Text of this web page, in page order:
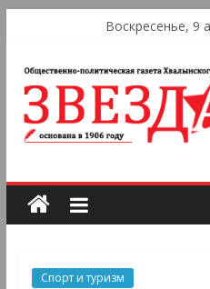
Воскресенье, 9
Спорт и туризм